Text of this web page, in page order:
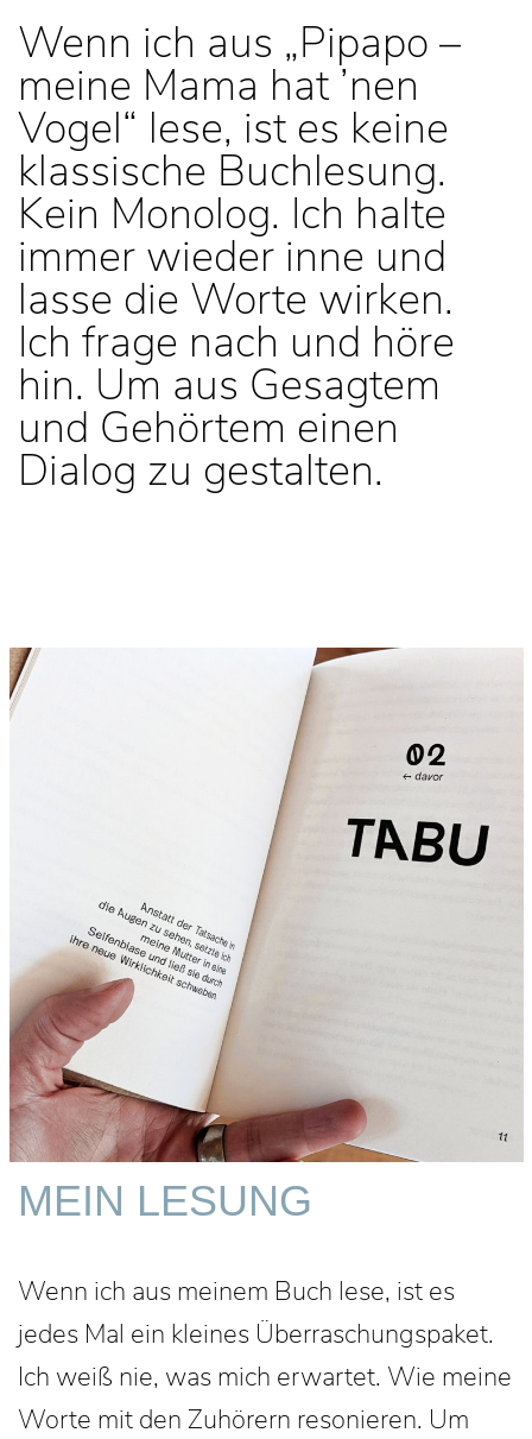
Wenn ich aus „Pipapo –
meine Mama hat ’nen
Vogel“ lese, ist es keine
klassische Buchlesung.
Kein Monolog. Ich halte
immer wieder inne und
lasse die Worte wirken.
Ich frage nach und höre
hin. Um aus Gesagtem
und Gehörtem einen
Dialog zu gestalten.
MEIN LESUNG
Wenn ich aus meinem Buch lese, ist es
jedes Mal ein kleines Überraschungspaket.
Ich weiß nie, was mich erwartet. Wie meine
Worte mit den Zuhörern resonieren. Um